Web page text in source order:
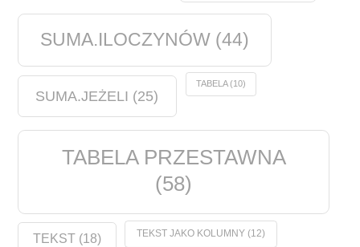
SUMA.ILOCZYNÓW (44)
SUMA.JEŻELI (25)
TABELA(10)
TABELA PRZESTAWNA
(58)
TEKST (18) TEKST JAKO KOLUMNY(12)